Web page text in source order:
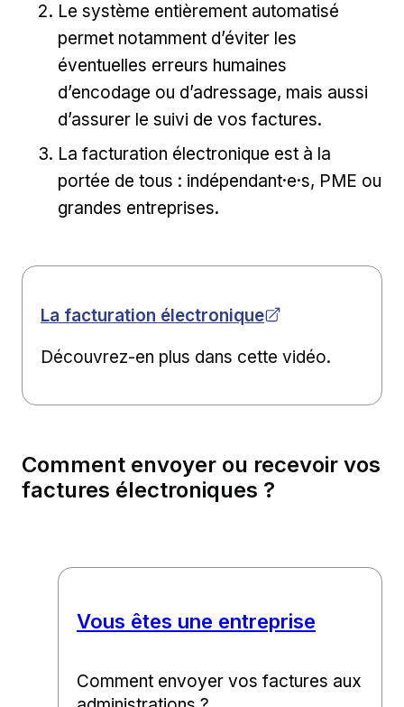
Le système entièrement automatisé
permet notamment d’éviter les
éventuelles erreurs humaines
d’encodage ou d’adressage, mais aussi
d’assurer le suivi de vos factures.
La facturation électronique est à la
portée de tous : indépendant·e·s, PME ou
grandes entreprises.
La facturation électronique
Découvrez-en plus dans cette vidéo.
Comment envoyer ou recevoir vos
factures électroniques ?
Vous êtes une entreprise
Comment envoyer vos factures aux